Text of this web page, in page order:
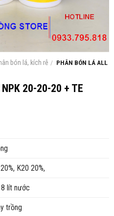
bón lá, kích rễ / PHÂN BÓN LÁ ALL
20-20-20 + TE
K20 20%,
lít nước
trồng